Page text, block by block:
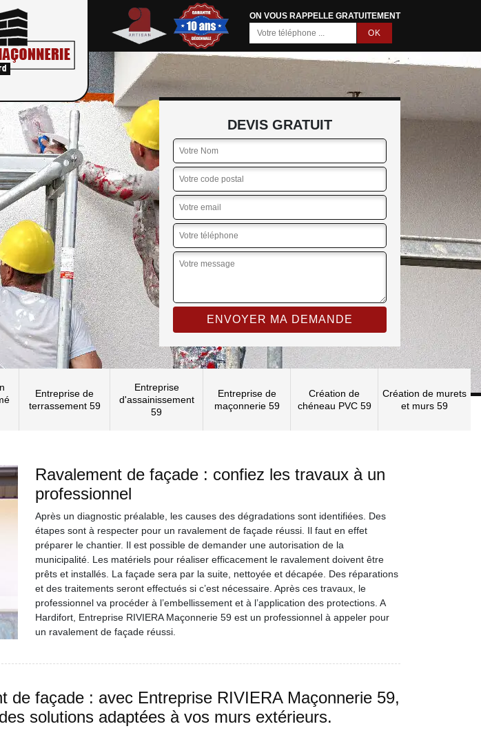
ON VOUS RAPPELLE GRATUITEMENT
DEVIS GRATUIT
Entreprise de
terrassement 59
Entreprise
d'assainissement
59
Entreprise de
maçonnerie 59
Création de
chéneau PVC 59
Création de murets
et murs 59
Ravalement de façade : confiez les travaux à un
professionnel
Après un diagnostic préalable, les causes des dégradations sont identifiées. Des
étapes sont à respecter pour un ravalement de façade réussi. Il faut en effet
préparer le chantier. Il est possible de demander une autorisation de la
municipalité. Les matériels pour réaliser efficacement le ravalement doivent être
prêts et installés. La façade sera par la suite, nettoyée et décapée. Des réparations
et des traitements seront effectués si c’est nécessaire. Après ces travaux, le
professionnel va procéder à l’embellissement et à l’application des protections. A
Hardifort, Entreprise RIVIERA Maçonnerie 59 est un professionnel à appeler pour
un ravalement de façade réussi.
de façade : avec Entreprise RIVIERA Maçonnerie 59,
solutions adaptées à vos murs extérieurs.